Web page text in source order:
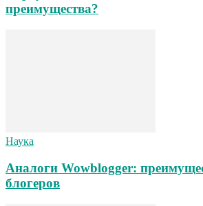
преимущества?
Наука
Аналоги Wowblogger:
блогеров